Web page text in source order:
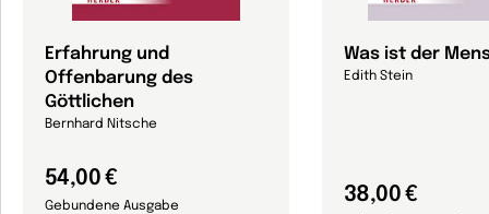
Erfahrung und
Offenbarung des
Göttlichen
Bernhard Nitsche
54,00 €
Gebundene Ausgabe
Was ist der
Edith Stein
38,00 €